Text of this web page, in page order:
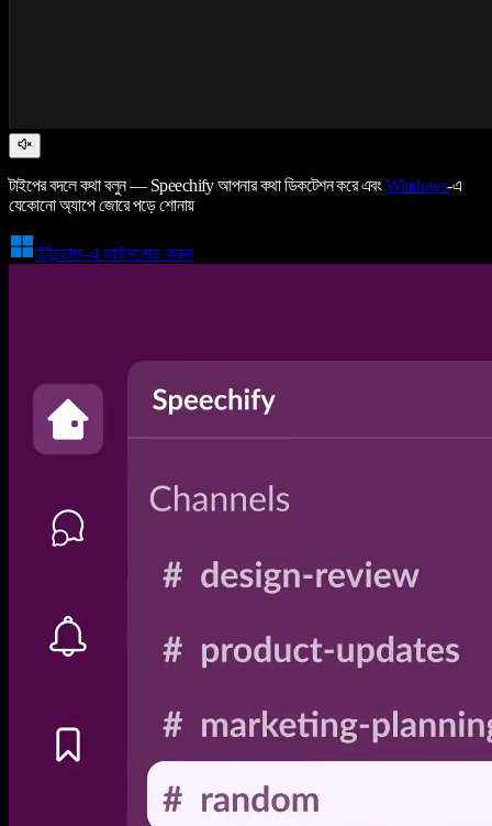
টাইপের বদলে কথা বলুন — Speechify আপনার কথা ডিকটেশন করে এবংWindows-এ
যেকোনো অ্যাপে জোরে পড়ে শোনায়
উইন্ডোজ-এ ডাউনলোড করুন